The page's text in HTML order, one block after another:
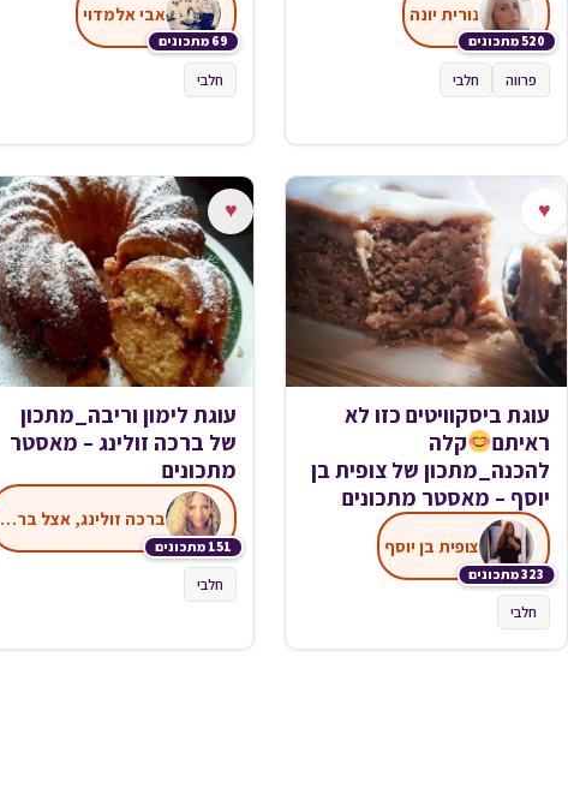
520 מתכונים
נורית יונה
פרווה חלבי
69 מתכונים
אבי אלמדוי
חלבי
♥
עוגת ביסקוויטים כזו לא
ראיתם
קלה
להכנה_מתכון של צופית בן
יוסף – מאסטר מתכונים
323 מתכונים
צופית בן יוסף
חלבי
♥
עוגת לימון וריבה_מתכון
של ברכה זולינג – מאסטר
מתכונים
151 מתכונים
ברכה זולינג, אצל ברכה במטבח
חלבי